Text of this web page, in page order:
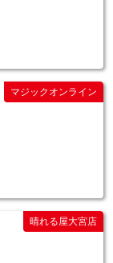
マジックオンライン
晴れる屋大宮店